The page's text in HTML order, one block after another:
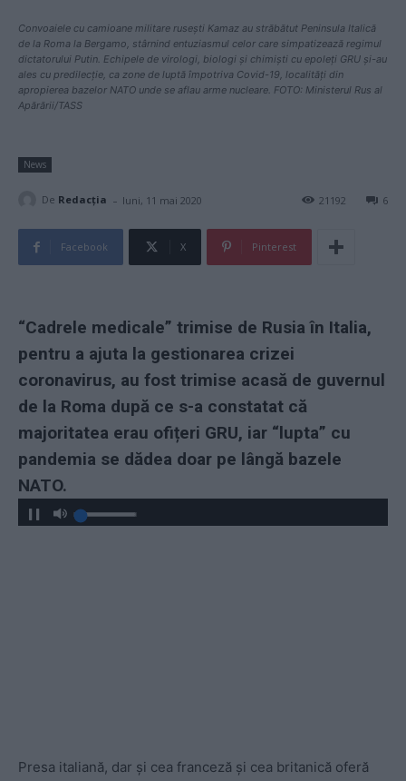
Convoaiele cu camioane militare rusești Kamaz au străbătut Peninsula Italică
de la Roma la Bergamo, stârnind entuziasmul celor care simpatizează regimul
dictatorului Putin. Echipele de virologi, biologi și chimiști cu epoleți GRU și-au
ales cu predilecție, ca zone de luptă împotriva Covid-19, localități din
apropierea bazelor NATO unde se aflau arme nucleare. FOTO: Ministerul Rus al
Apărării/TASS
News
De Redacţia - luni, 11 mai 2020 6
21192
Facebook X Pinterest
“Cadrele medicale” trimise de Rusia în Italia,
pentru a ajuta la gestionarea crizei
coronavirus, au fost trimise acasă de guvernul
de la Roma după ce s-a constatat că
majoritatea erau ofițeri GRU, iar “lupta” cu
pandemia se dădea doar pe lângă bazele
NATO.
Presa italiană, dar și cea franceză și cea britanică oferă